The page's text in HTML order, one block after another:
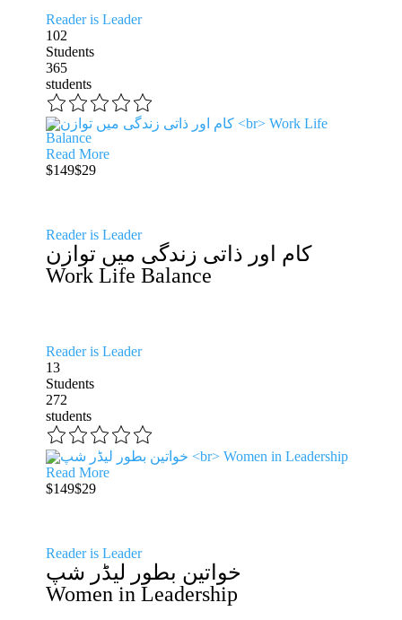
Reader is Leader
102
Students
365
students
Read More
$149$29
Reader is Leader
کام اور ذاتی زندگی میں توازن
Work Life Balance
Reader is Leader
13
Students
272
students
Read More
$149$29
Reader is Leader
خواتین بطور لیڈر شپ
Women in Leadership